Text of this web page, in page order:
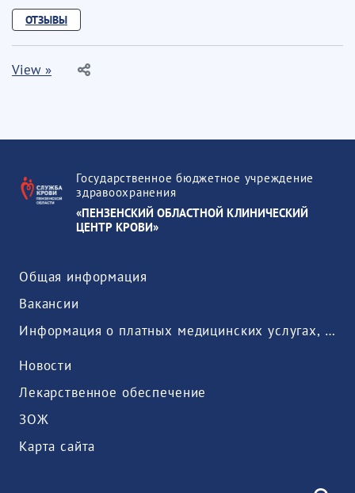
ОТЗЫВЫ
View »
Государственное бюджетное учреждение
здравоохранения
«ПЕНЗЕНСКИЙ ОБЛАСТНОЙ КЛИНИЧЕСКИЙ
ЦЕНТР КРОВИ»
Общая информация
Вакансии
Информация о платных медицинских услугах, предоставляемых медицинской организацией
Новости
Лекарственное обеспечение
ЗОЖ
Карта сайта